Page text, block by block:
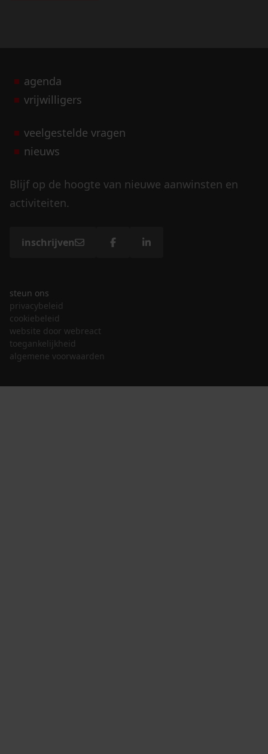
agenda
vrijwilligers
veelgestelde vragen
nieuws
Blijf op de hoogte van nieuwe aanwinsten en
activiteiten.
inschrijven
steun ons
privacybeleid
cookiebeleid
website door webreact
toegankelijkheid
algemene voorwaarden